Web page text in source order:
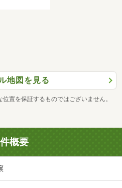
地図を見る
置を保証するものではございません。
概要